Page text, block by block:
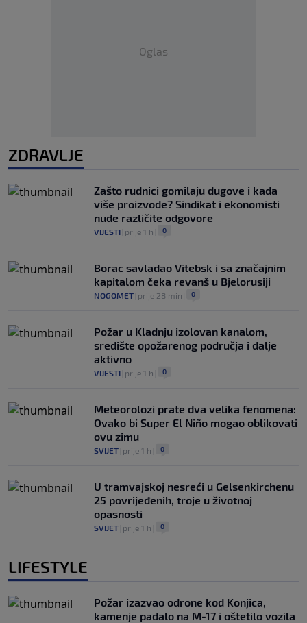
Oglas
ZDRAVLJE
Zašto rudnici gomilaju dugove i kada
više proizvode? Sindikat i ekonomisti
nude različite odgovore
VIJESTI prije 1 h 0
Borac savladao Vitebsk i sa značajnim
kapitalom čeka revanš u Bjelorusiji
NOGOMET prije 28 min 0
Požar u Kladnju izolovan kanalom,
središte opožarenog područja i dalje
aktivno
VIJESTI prije 1 h 0
Meteorolozi prate dva velika fenomena:
Ovako bi Super El Niño mogao oblikovati
ovu zimu
SVIJET prije 1 h 0
U tramvajskoj nesreći u Gelsenkirchenu
25 povrijeđenih, troje u životnoj
opasnosti
SVIJET prije 1 h 0
LIFESTYLE
Požar izazvao odrone kod Konjica,
kamenje padalo na M-17 i oštetilo vozila